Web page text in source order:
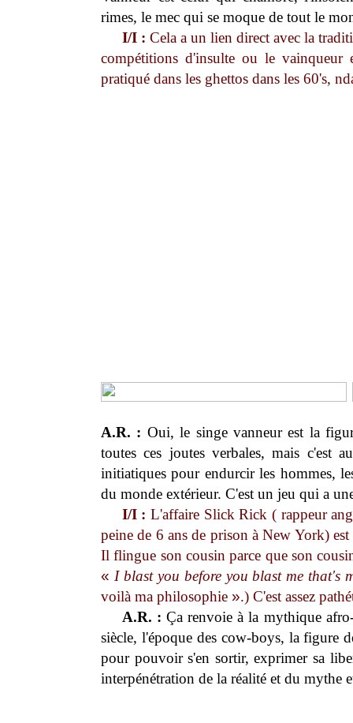
rimes, le mec qui se moque de tout le
I/I : Cela a un lien direct avec la
compétitions d'insulte ou le
pratiqué dans les ghettos dans les 60's,
A.R. : Oui, le singe vanneur est la
toutes ces joutes verbales, mais c'est
initiatiques pour endurcir les hommes,
du monde extérieur. C'est un jeu qui a
I/I : L'affaire Slick Rick ( rappeur
peine de 6 ans de prison à New York)
Il flingue son cousin parce que son
« I blast you before you blast me that's
voilà ma philosophie ».) C'est assez
A.R. : Ça renvoie à la mythique
siècle, l'époque des cow-boys, la figure
pour pouvoir s'en sortir, exprimer sa
interpénétration de la réalité et du mythe